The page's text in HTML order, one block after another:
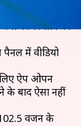
कई नए फीचर्स
फीचर लाने की
में वीडियो
ऐप ओपन
के बाद ऐसा नहीं
वर्जन के